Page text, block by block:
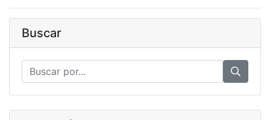
Buscar